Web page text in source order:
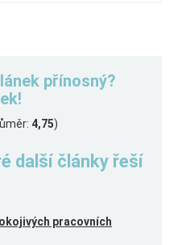
přínosný?
4,75)
další články řeší
pracovních